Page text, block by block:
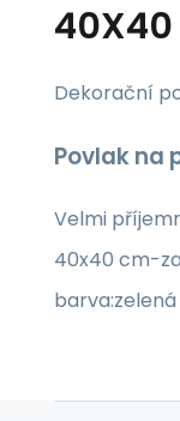
Dekorační
Povlak na
Velmi